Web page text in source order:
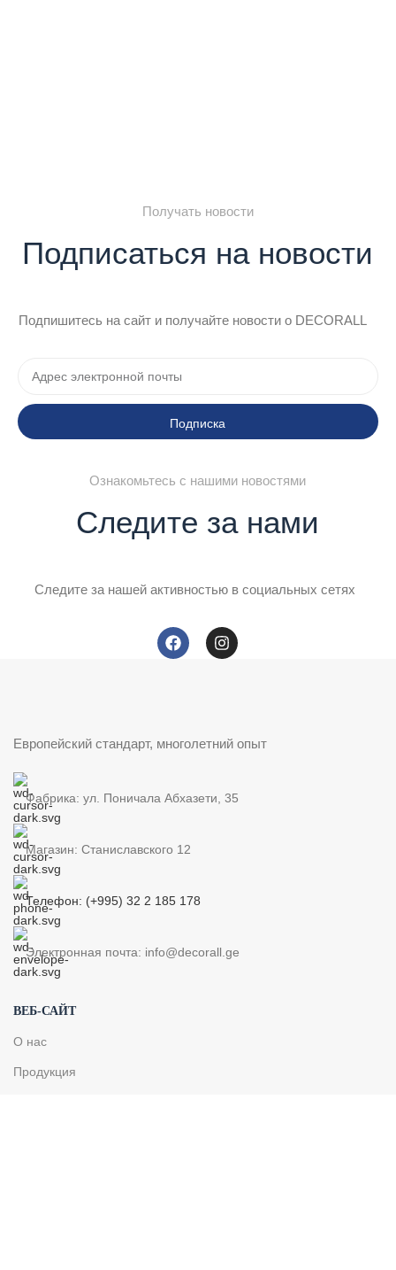
Получать новости
Подписаться на новости
Подпишитесь на сайт и получайте новости о DECORALL
Подписка
Ознакомьтесь с нашими новостями
Следите за нами
Следите за нашей активностью в социальных сетях
Европейский стандарт, многолетний опыт
Фабрика: ул. Поничала Абхазети, 35
Магазин: Станиславского 12
Телефон: (+995) 32 2 185 178
Электронная почта: info@decorall.ge
ВЕБ-САЙТ
О нас
Продукция